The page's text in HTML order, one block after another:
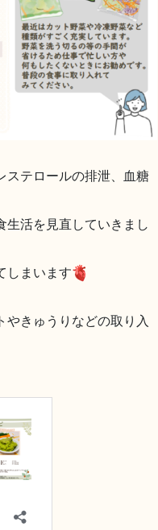
ステロールの排泄、血糖
生活を見直していきまし
しまいます
やきゅうりなどの取り入